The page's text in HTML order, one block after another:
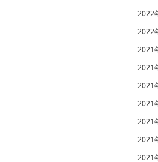
2022
2022
2021
2021
2021
2021
2021
2021
2021